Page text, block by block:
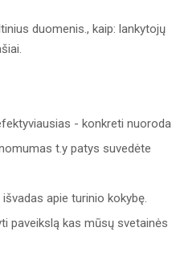
duomenis., kaip: lankytojų
- konkreti nuoroda
t.y patys suvedėte
apie turinio kokybę.
paveikslą kas mūsų svetainės